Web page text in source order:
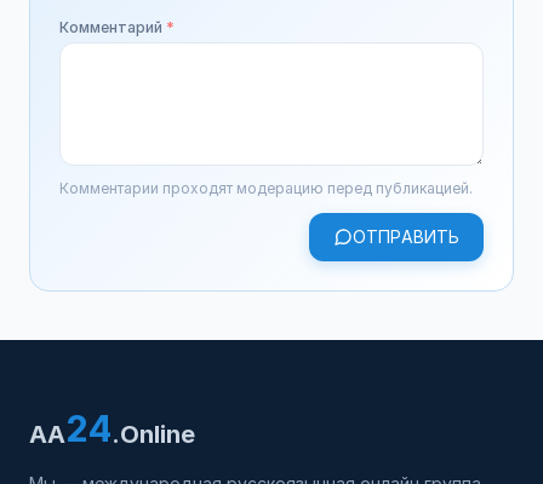
Комментарий *
Комментарии проходят модерацию перед публикацией.
ОТПРАВИТЬ
AA24.Online